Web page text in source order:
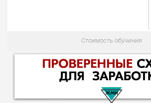
Стоимость обучения